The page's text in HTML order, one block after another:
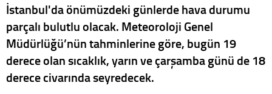
İstanbul'da önümüzdeki günlerde hava durumu
parçalı bulutlu olacak. Meteoroloji Genel
Müdürlüğü’nün tahminlerine göre, bugün 19
derece olan sıcaklık, yarın ve çarşamba günü de 18
derece civarında seyredecek.